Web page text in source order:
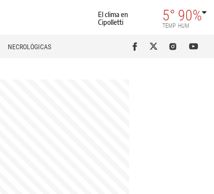
El clima en
Cipolletti
5°
TEMP
90%
HUM
NECROLÓGICAS